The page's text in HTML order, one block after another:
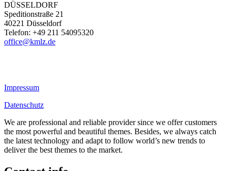
DÜSSELDORF
Speditionstraße 21
40221 Düsseldorf
Telefon: +49 211 54095320
office@kmlz.de
Impressum
Datenschutz
We are professional and reliable provider since we offer customers
the most powerful and beautiful themes. Besides, we always catch
the latest technology and adapt to follow world’s new trends to
deliver the best themes to the market.